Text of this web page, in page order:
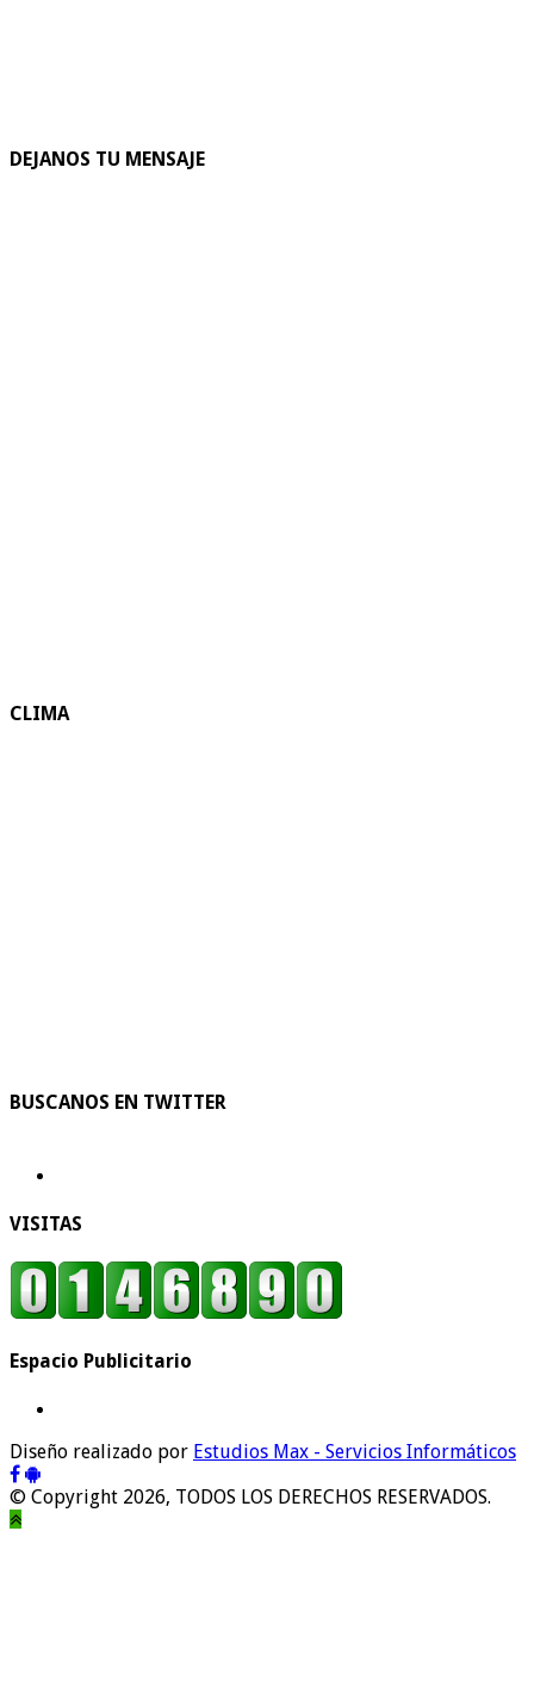
DEJANOS TU MENSAJE
CLIMA
BUSCANOS EN TWITTER
VISITAS
Espacio Publicitario
Diseño realizado por Estudios Max - Servicios Informáticos
© Copyright 2026, TODOS LOS DERECHOS RESERVADOS.